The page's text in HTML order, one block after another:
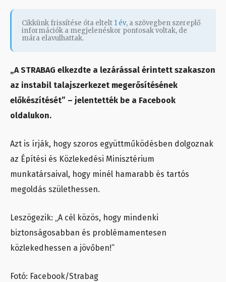
Cikkünk frissítése óta eltelt 1 év, a szövegben szereplő
információk a megjelenéskor pontosak voltak, de
mára elavulhattak.
„A STRABAG elkezdte a lezárással érintett szakaszon
az instabil talajszerkezet megerősítésének
előkészítését” – jelentették be a Facebook
oldalukon.
Azt is írják, hogy szoros együttműködésben dolgoznak
az Építési és Közlekedési Minisztérium
munkatársaival, hogy minél hamarabb és tartós
megoldás születhessen.
Leszögezik: „A cél közös, hogy mindenki
biztonságosabban és problémamentesen
közlekedhessen a jövőben!”
Fotó: Facebook/Strabag